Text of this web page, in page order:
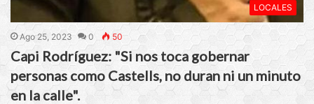
LOCALES
Ago 25, 2023 0 50
Capi Rodríguez: "Si nos toca gobernar
personas como Castells, no duran ni un minuto
en la calle".